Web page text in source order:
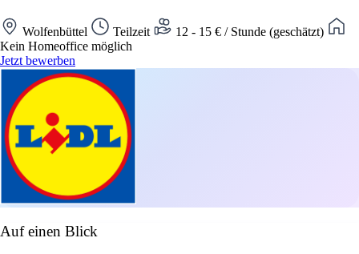
Wolfenbüttel Teilzeit
12 - 15 € / Stunde (geschätzt)
Kein Homeoffice möglich
Jetzt bewerben
Auf einen Blick